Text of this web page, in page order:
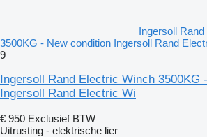
Ingersoll
3500KG - New condition Ingersoll Rand
9
Ingersoll Rand Electric Winch 3500KG
Ingersoll Rand Electric Wi
€ 950 Exclusief BTW
Uitrusting - elektrische lier